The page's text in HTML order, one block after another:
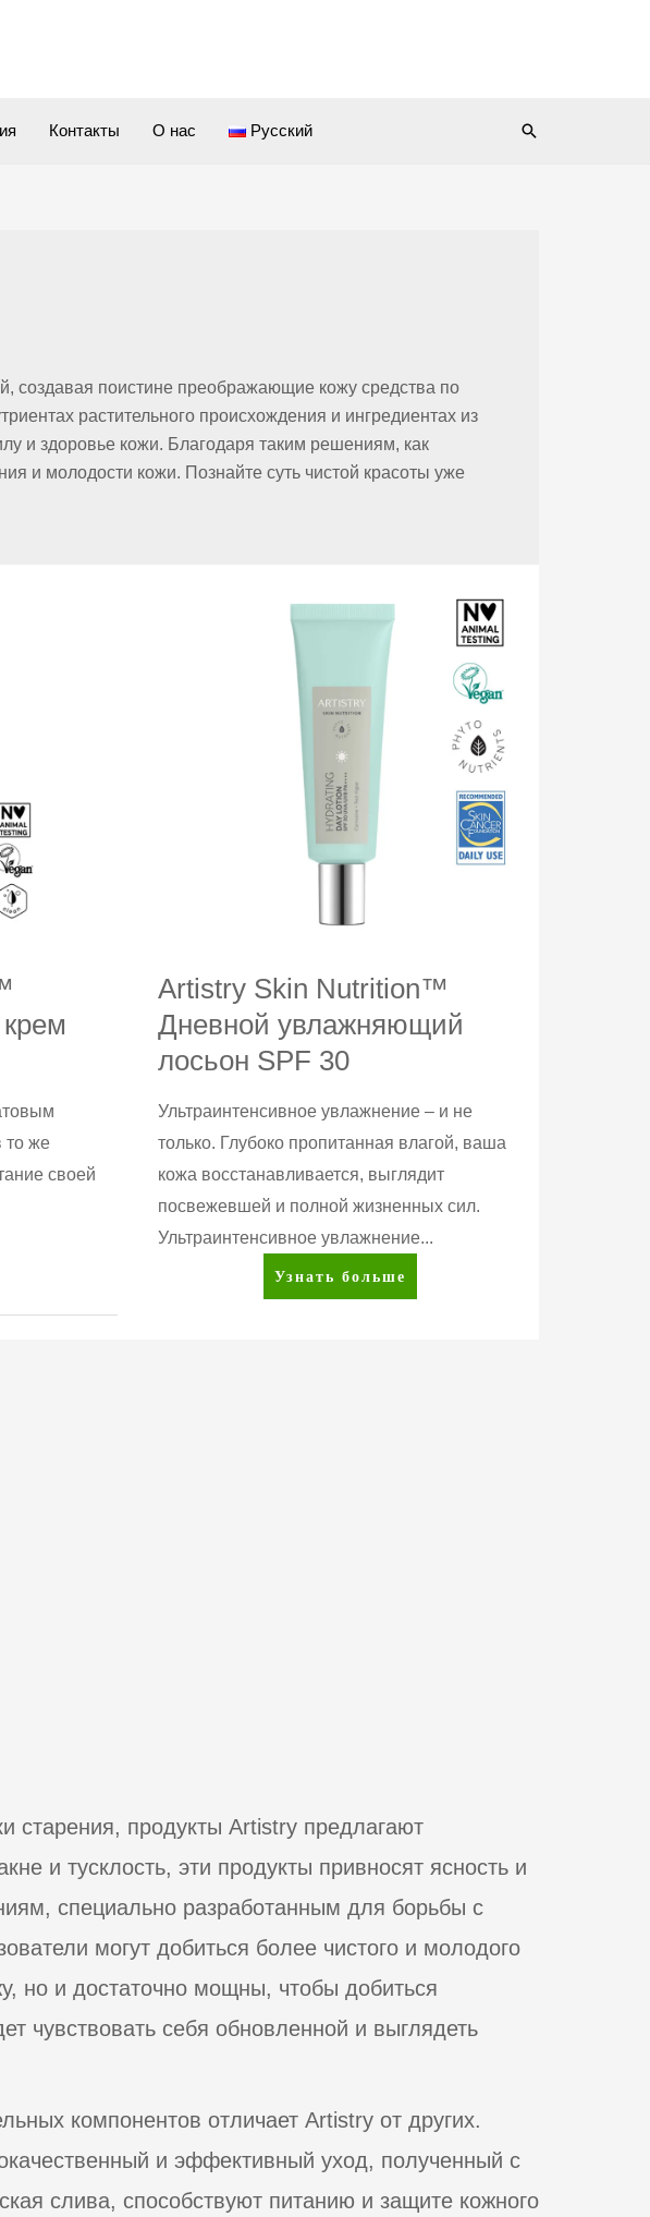
Контакты О нас Русский Поиск
создавая поистине преображающие кожу средства по
растительного происхождения и ингредиентах из
и здоровье кожи. Благодаря таким решениям, как
и молодости кожи. Познайте суть чистой красоты уже
то же
своей
Artistry Skin Nutrition™
Дневной увлажняющий
лосьон SPF 30
Ультраинтенсивное увлажнение – и не
только. Глубоко пропитанная влагой, ваша
кожа восстанавливается, выглядит
посвежевшей и полной жизненных сил.
Ультраинтенсивное увлажнение...
Artistry
Skin
Узнать больше
старения, продукты Artistry предлагают
и тусклость, эти продукты привносят ясность и
специально разработанным для борьбы с
могут добиться более чистого и молодого
но и достаточно мощны, чтобы добиться
чувствовать себя обновленной и выглядеть
компонентов отличает Artistry от других.
и эффективный уход, полученный с
слива, способствуют питанию и защите кожного